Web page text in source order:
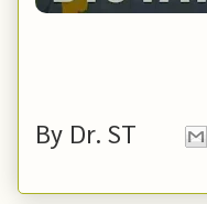
By Dr. ST